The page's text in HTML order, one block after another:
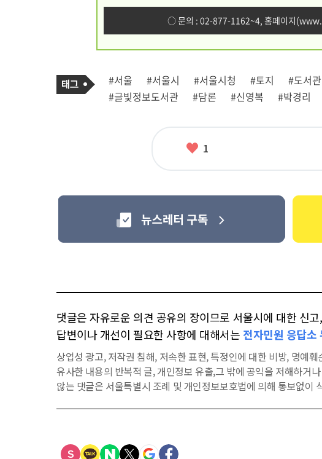
○ 문의 : 02-877-1162~4, 홈페이지(
사
관
련
태
그
#서울 #서울시 #서울시청 #토지 #도서관
#글빛정보도서관
#담론 #신영복 #박경리
좋
1
댓글은 자유로운 의견 공유의 장이므로 서울시에 대한 신
답변이나 개선이 필요한 사항에 대해서는 전자민원 응답소
상업성 광고, 저작권 침해, 저속한 표현, 특정인에 대한 비방, 명예훼
유사한 내용의 반복적 글, 개인정보 유출,그 밖에 공익을 저해하거
않는 댓글은 서울특별시 조례 및 개인정보보호법에 의해 통보없이